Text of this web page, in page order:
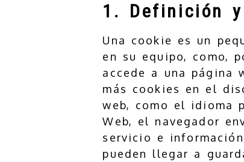
1. Definición
Una cookie es un
en su equipo, como,
accede a una página
más cookies en el
web, como el idioma
Web, el navegador
servicio e
pueden llegar a